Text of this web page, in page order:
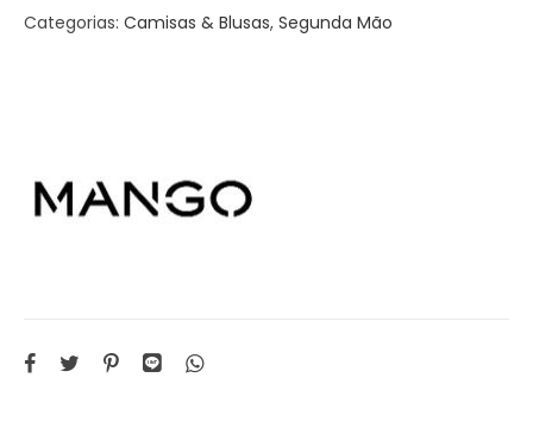
Categorias: Camisas & Blusas, Segunda Mão